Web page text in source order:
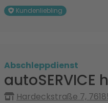
Kundenliebling
Abschleppdienst
autoSERVICE
Hardeckstraße 7,